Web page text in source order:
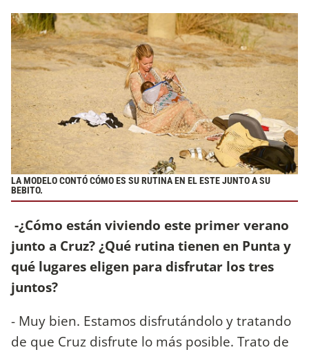
LA MODELO CONTÓ CÓMO ES SU RUTINA EN EL ESTE JUNTO A SU
BEBITO.
-¿Cómo están viviendo este primer verano
junto a Cruz? ¿Qué rutina tienen en Punta y
qué lugares eligen para disfrutar los tres
juntos?
- Muy bien. Estamos disfrutándolo y tratando
de que Cruz disfrute lo más posible. Trato de